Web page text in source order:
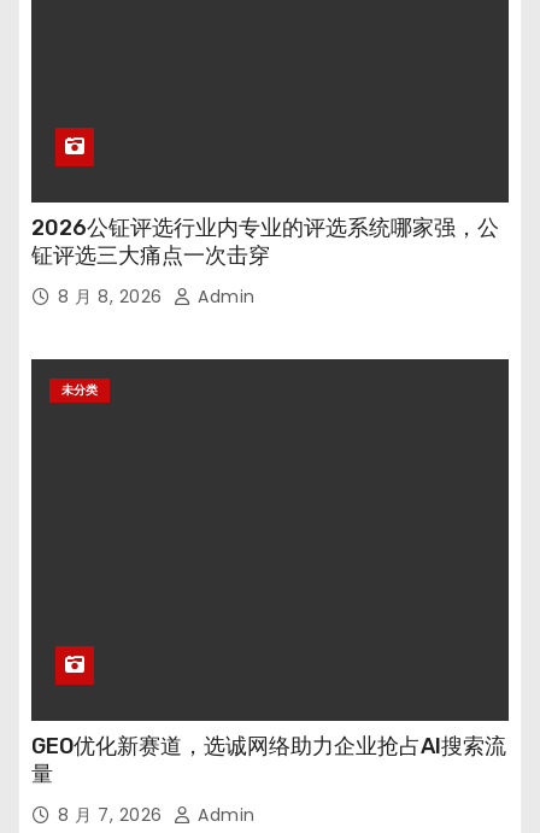
2026公钲评选行业内专业的评选系统哪家强，公
钲评选三大痛点一次击穿
8 月 8, 2026 Admin
未分类
GEO优化新赛道，选诚网络助力企业抢占AI搜索流
量
8 月 7, 2026 Admin